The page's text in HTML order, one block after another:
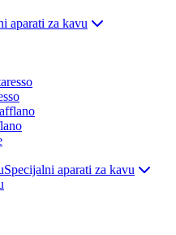
aparati za kavu
Specijalni aparati za kavu